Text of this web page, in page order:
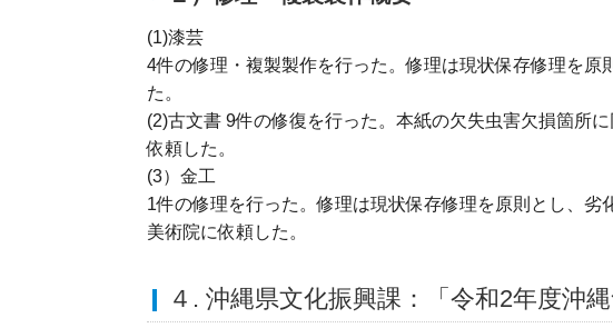
(1)漆芸
4件の修理・複製製作を行った。修理は現状保存修理を
た。
(2)古文書 9件の修復を行った。本紙の欠失虫害欠損箇所
依頼した。
(3）金工
1件の修理を行った。修理は現状保存修理を原則とし、
美術院に依頼した。
４. 沖縄県文化振興課：「令和2年度沖